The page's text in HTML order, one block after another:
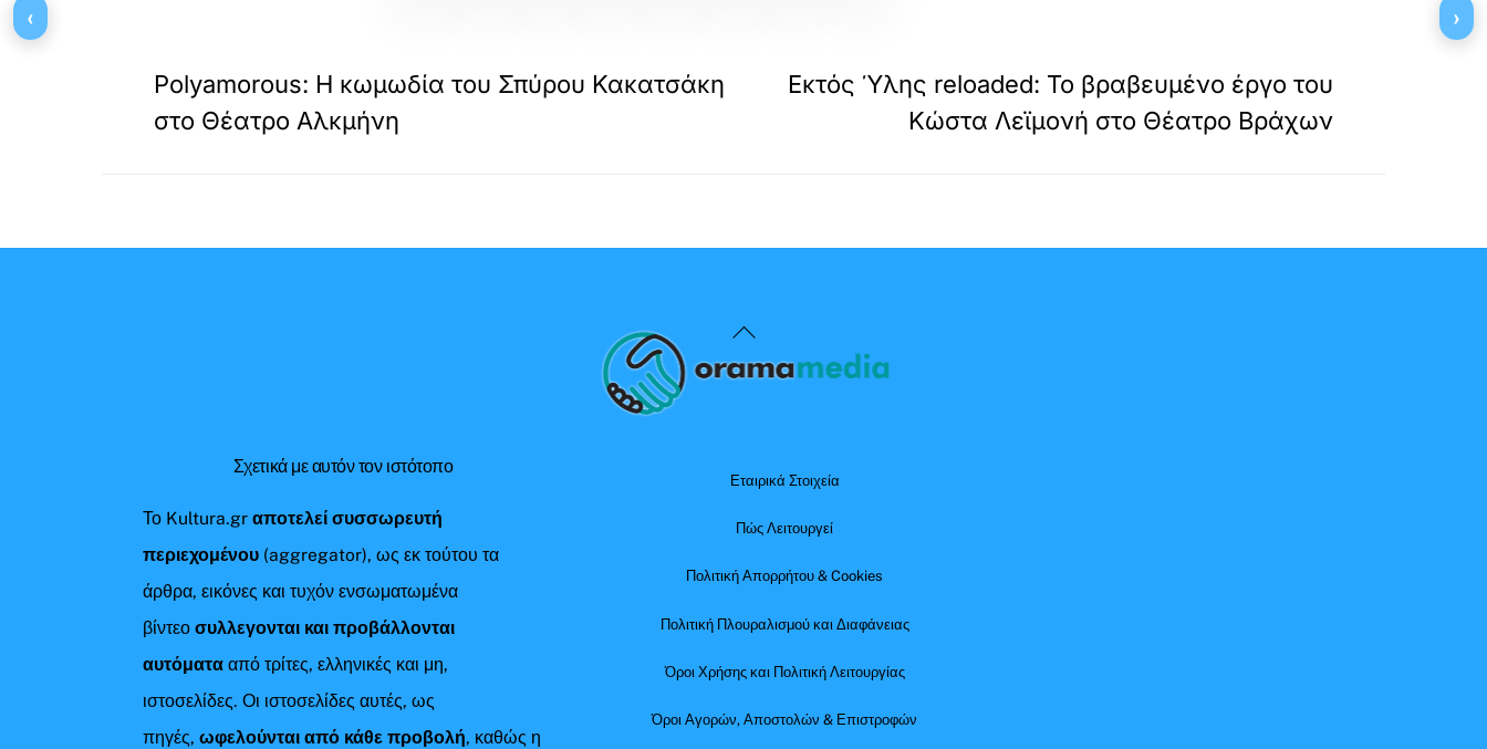
Polyamorous: Η κωμωδία του Σπύρου Κακατσάκη
στο Θέατρο Αλκμήνη
Εκτός Ύλης reloaded: Το βραβευμένο έργο του
Κώστα Λεϊμονή στο Θέατρο Βράχων
Back
To
Σχετικά με αυτόν τον ιστότοπο
Το Kultura.grαποτελεί συσσωρευτή
περιεχομένου (aggregator), ως εκ τούτου τα
άρθρα, εικόνες και τυχόν ενσωματωμένα
βίντεοσυλλεγονται και προβάλλονται
αυτόματααπό τρίτες, ελληνικές και μη,
ιστοσελίδες. Οι ιστοσελίδες αυτές, ως
πηγές,ωφελούνται από κάθε προβολή, καθώς η
Εταιρικά Στοιχεία
Πώς Λειτουργεί
Πολιτική Απορρήτου & Cookies
Πολιτική Πλουραλισμού και Διαφάνειας
Όροι Χρήσης και Πολιτική Λειτουργίας
Όροι Αγορών, Αποστολών & Επιστροφών
‹ ›